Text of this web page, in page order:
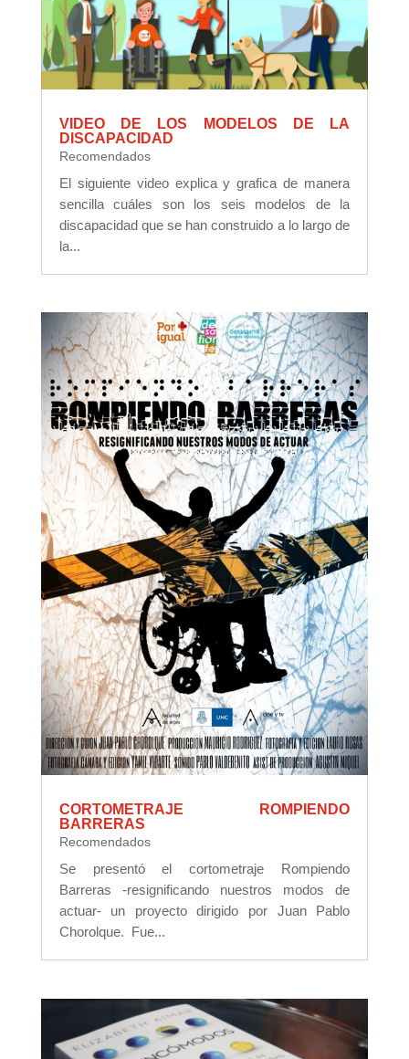
VIDEO DE LOS MODELOS DE LA
DISCAPACIDAD
Recomendados
El siguiente video explica y grafica de manera
sencilla cuáles son los seis modelos de la
discapacidad que se han construido a lo largo de
la...
CORTOMETRAJE ROMPIENDO
BARRERAS
Recomendados
Se presentó el cortometraje Rompiendo
Barreras -resignificando nuestros modos de
actuar- un proyecto dirigido por Juan Pablo
Chorolque. Fue...